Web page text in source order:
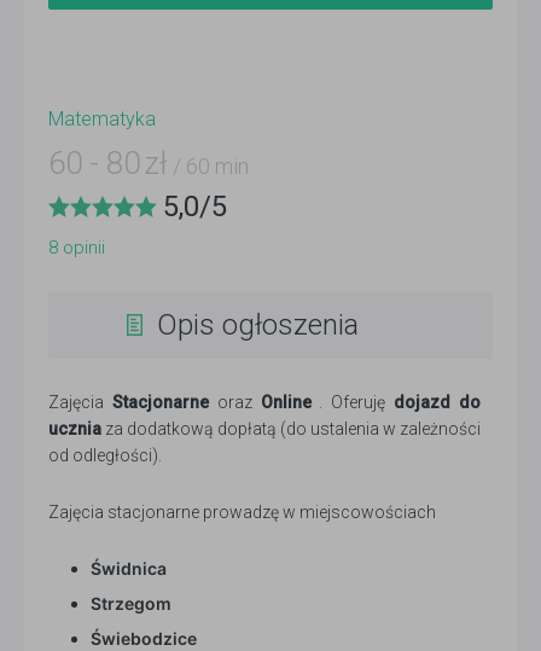
Matematyka
60 - 80 zł / 60 min
5,0/5
8 opinii
Opis ogłoszenia
Zajęcia Stacjonarneoraz Online. Oferuję dojazd do
ucznia za dodatkową dopłatą (do ustalenia w zależności
od odległości).
Zajęcia stacjonarne prowadzę w miejscowościach
Świdnica
Strzegom
Świebodzice